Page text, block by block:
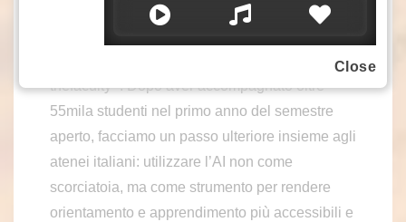
di preparazione sempre più efficace e
thefaculty -. Dopo aver accompagnato oltre
55mila studenti nel primo anno del semestre
aperto, facciamo un passo ulteriore insieme agli
atenei italiani: utilizzare l’AI non come
scorciatoia, ma come strumento per rendere
orientamento e apprendimento più accessibili e
Close